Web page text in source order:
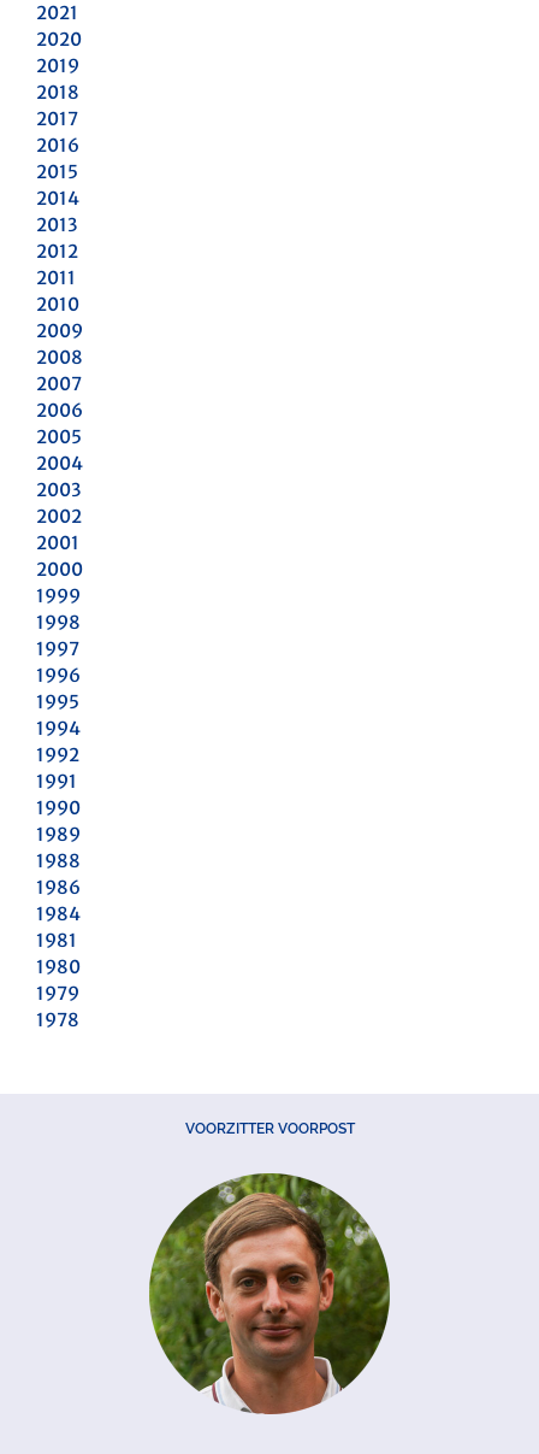
2021
2020
2019
2018
2017
2016
2015
2014
2013
2012
2011
2010
2009
2008
2007
2006
2005
2004
2003
2002
2001
2000
1999
1998
1997
1996
1995
1994
1992
1991
1990
1989
1988
1986
1984
1981
1980
1979
1978
VOORZITTER VOORPOST